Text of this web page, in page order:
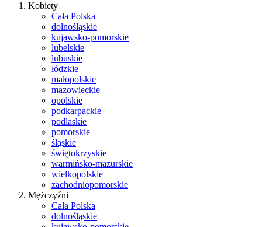
Kobiety
Cała Polska
dolnośląskie
kujawsko-pomorskie
lubelskie
lubuskie
łódzkie
małopolskie
mazowieckie
opolskie
podkarpackie
podlaskie
pomorskie
śląskie
świętokrzyskie
warmińsko-mazurskie
wielkopolskie
zachodniopomorskie
Mężczyźni
Cała Polska
dolnośląskie